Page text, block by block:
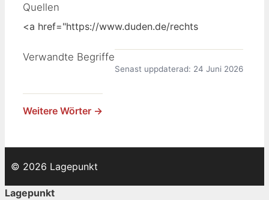
Quellen
<a href="https://www.duden.de/rechts
Verwandte Begriffe
Senast uppdaterad: 24 Juni 2026
Weitere Wörter →
© 2026 Lagepunkt
Lagepunkt